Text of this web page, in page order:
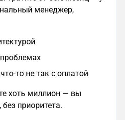
менеджер,
то не так с оплатой
хоть миллион — вы
приоритета.